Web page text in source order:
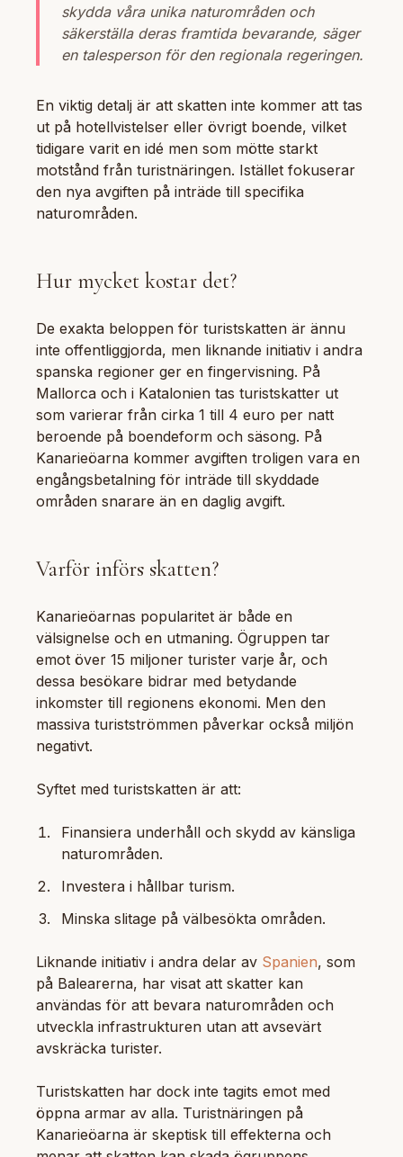
skydda våra unika naturområden och
säkerställa deras framtida bevarande, säger
en talesperson för den regionala regeringen.
En viktig detalj är att skatten inte kommer att tas
ut på hotellvistelser eller övrigt boende, vilket
tidigare varit en idé men som mötte starkt
motstånd från turistnäringen. Istället fokuserar
den nya avgiften på inträde till specifika
naturområden.
Hur mycket kostar det?
De exakta beloppen för turistskatten är ännu
inte offentliggjorda, men liknande initiativ i andra
spanska regioner ger en fingervisning. På
Mallorca och i Katalonien tas turistskatter ut
som varierar från cirka 1 till 4 euro per natt
beroende på boendeform och säsong. På
Kanarieöarna kommer avgiften troligen vara en
engångsbetalning för inträde till skyddade
områden snarare än en daglig avgift.
Varför införs skatten?
Kanarieöarnas popularitet är både en
välsignelse och en utmaning. Ögruppen tar
emot över 15 miljoner turister varje år, och
dessa besökare bidrar med betydande
inkomster till regionens ekonomi. Men den
massiva turistströmmen påverkar också miljön
negativt.
Syftet med turistskatten är att:
Finansiera underhåll och skydd av känsliga
naturområden.
Investera i hållbar turism.
Minska slitage på välbesökta områden.
Liknande initiativ i andra delar av Spanien, som
på Balearerna, har visat att skatter kan
användas för att bevara naturområden och
utveckla infrastrukturen utan att avsevärt
avskräcka turister.
Turistskatten har dock inte tagits emot med
öppna armar av alla. Turistnäringen på
Kanarieöarna är skeptisk till effekterna och